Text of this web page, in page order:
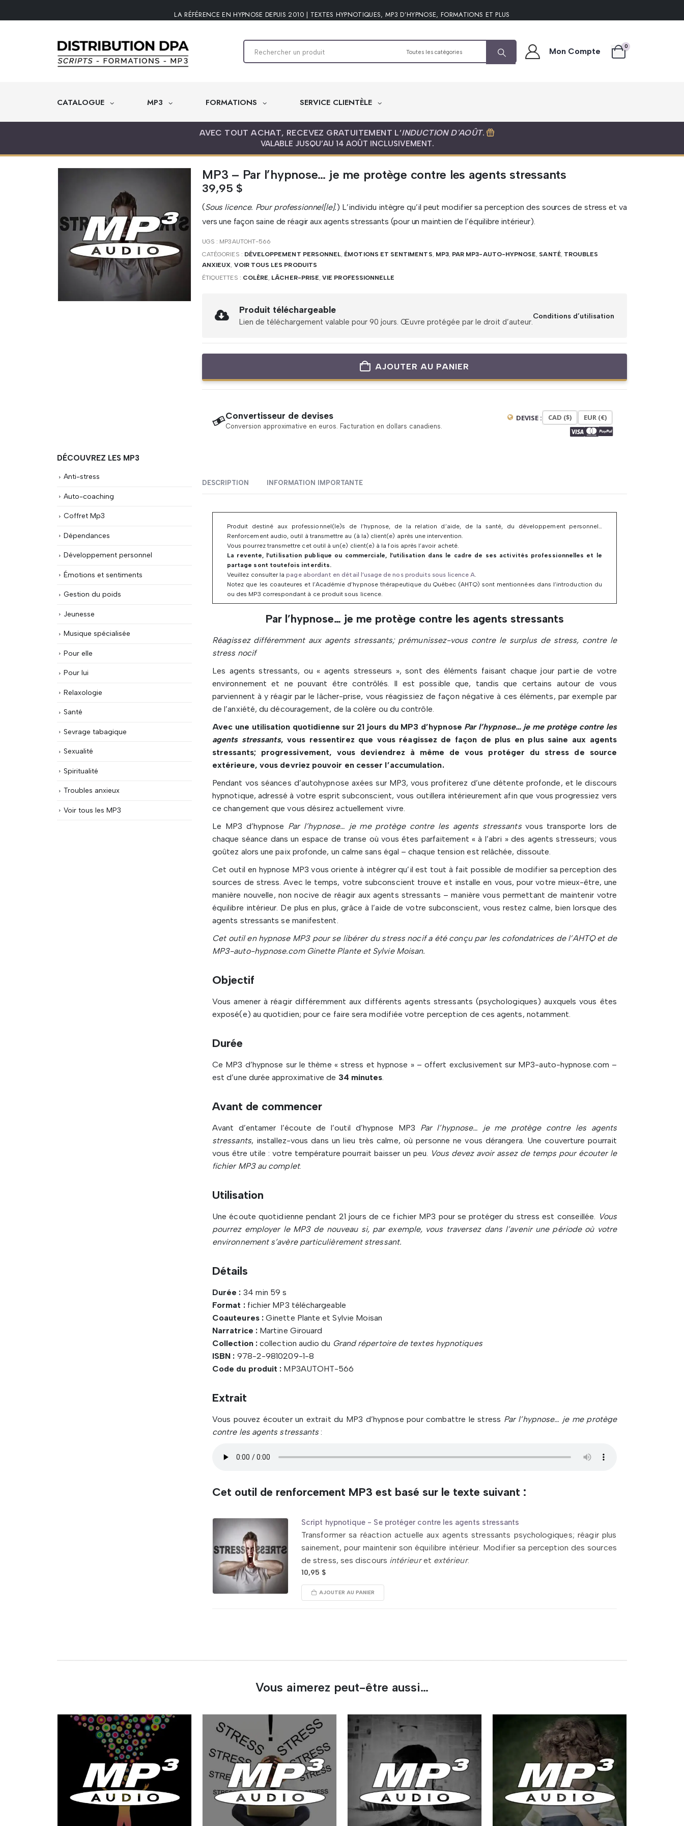
LA RÉFÉRENCE EN HYPNOSE DEPUIS 2010 | TEXTES HYPNOTIQUES, MP3 D’HYPNOSE, FORMATIONS ET PLUS
Mon Compte
0
CATALOGUE MP3 FORMATIONS SERVICE CLIENTÈLE
AVEC TOUT ACHAT, RECEVEZ GRATUITEMENT L’INDUCTION D'AOÛT.
VALABLE JUSQU’AU 14 AOÛT INCLUSIVEMENT.
MP3 – Par l’hypnose… je me protège contre les agents stressants
39,95 $
(Sous licence. Pour professionnel[le].) L’individu intègre qu’il peut modifier sa perception des sources de stress et va
vers une façon saine de réagir aux agents stressants (pour un maintien de l’équilibre intérieur).
UGS : MP3AUTOHT-566
CATÉGORIES : DÉVELOPPEMENT PERSONNEL, ÉMOTIONS ET SENTIMENTS, MP3, PAR MP3-AUTO-HYPNOSE, SANTÉ, TROUBLES
ANXIEUX, VOIR TOUS LES PRODUITS
ÉTIQUETTES : COLÈRE, LÂCHER-PRISE,VIE PROFESSIONNELLE
Produit téléchargeable
Lien de téléchargement valable pour 90 jours. Œuvre protégée par le droit d’auteur.
Conditions d’utilisation
AJOUTER AU PANIER
Convertisseur de devises
Conversion approximative en euros. Facturation en dollars canadiens.
DEVISE : CAD ($) EUR (€)
DÉCOUVREZ LES MP3
Anti-stress
Auto-coaching
Coffret Mp3
Dépendances
Développement personnel
Émotions et sentiments
Gestion du poids
Jeunesse
Musique spécialisée
Pour elle
Pour lui
Relaxologie
Santé
Sevrage tabagique
Sexualité
Spiritualité
Troubles anxieux
Voir tous les MP3
DESCRIPTION INFORMATION IMPORTANTE
Produit destiné aux professionnel(le)s de l’hypnose, de la relation d’aide, de la santé, du développement personnel…
Renforcement audio, outil à transmettre au (à la) client(e) après une intervention.
Vous pourrez transmettre cet outil à un(e) client(e) à la fois après l’avoir acheté.
La revente, l’utilisation publique ou commerciale, l’utilisation dans le cadre de ses activités professionnelles et le
partage sont toutefois interdits.
Veuillez consulter lapage abordant en détail l’usage de nos produits sous licence A.
Notez que les coauteures et l’Académie d’hypnose thérapeutique du Québec (AHTQ) sont mentionnées dans l’introduction du
ou des MP3 correspondant à ce produit sous licence.
Par l’hypnose… je me protège contre les agents stressants
Réagissez différemment aux agents stressants; prémunissez-vous contre le surplus de stress, contre le
stress nocif
Les agents stressants, ou « agents stresseurs », sont des éléments faisant chaque jour partie de votre
environnement et ne pouvant être contrôlés. Il est possible que, tandis que certains autour de vous
parviennent à y réagir par le lâcher-prise, vous réagissiez de façon négative à ces éléments, par exemple par
de l’anxiété, du découragement, de la colère ou du contrôle.
Avec une utilisation quotidienne sur 21 jours du MP3 d’hypnose Par l’hypnose… je me protège contre les
agents stressants, vous ressentirez que vous réagissez de façon de plus en plus saine aux agents
stressants; progressivement, vous deviendrez à même de vous protéger du stress de source
extérieure, vous devriez pouvoir en cesser l’accumulation.
Pendant vos séances d’autohypnose axées sur MP3, vous profiterez d’une détente profonde, et le discours
hypnotique, adressé à votre esprit subconscient, vous outillera intérieurement afin que vous progressiez vers
ce changement que vous désirez actuellement vivre.
Le MP3 d’hypnose Par l’hypnose… je me protège contre les agents stressantsvous transporte lors de
chaque séance dans un espace de transe où vous êtes parfaitement « à l’abri » des agents stresseurs; vous
goûtez alors une paix profonde, un calme sans égal – chaque tension est relâchée, dissoute.
Cet outil en hypnose MP3 vous oriente à intégrer qu’il est tout à fait possible de modifier sa perception des
sources de stress. Avec le temps, votre subconscient trouve et installe en vous, pour votre mieux-être, une
manière nouvelle, non nocive de réagir aux agents stressants – manière vous permettant de maintenir votre
équilibre intérieur. De plus en plus, grâce à l’aide de votre subconscient, vous restez calme, bien lorsque des
agents stressants se manifestent.
Cet outil en hypnose MP3 pour se libérer du stress nocif a été conçu par les cofondatrices de l’AHTQ et de
MP3-auto-hypnose.com Ginette Plante et Sylvie Moisan.
Objectif
Vous amener à réagir différemment aux différents agents stressants (psychologiques) auxquels vous êtes
exposé(e) au quotidien; pour ce faire sera modifiée votre perception de ces agents, notamment.
Durée
Ce MP3 d’hypnose sur le thème « stress et hypnose » – offert exclusivement sur MP3-auto-hypnose.com –
est d’une durée approximative de 34 minutes.
Avant de commencer
Avant d’entamer l’écoute de l’outil d’hypnose MP3 Par l’hypnose… je me protège contre les agents
stressants, installez-vous dans un lieu très calme, où personne ne vous dérangera. Une couverture pourrait
vous être utile : votre température pourrait baisser un peu. Vous devez avoir assez de temps pour écouter le
fichier MP3 au complet.
Utilisation
Une écoute quotidienne pendant 21 jours de ce fichier MP3 pour se protéger du stress est conseillée. Vous
pourrez employer le MP3 de nouveau si, par exemple, vous traversez dans l’avenir une période où votre
environnement s’avère particulièrement stressant.
Détails
Durée : 34 min 59 s
Format :fichier MP3 téléchargeable
Coauteures :Ginette Plante et Sylvie Moisan
Narratrice :Martine Girouard
Collection :collection audio du Grand répertoire de textes hypnotiques
ISBN : 978-2-9810209-1-8
Code du produit : MP3AUTOHT-566
Extrait
Vous pouvez écouter un extrait du MP3 d’hypnose pour combattre le stress Par l’hypnose… je me protège
contre les agents stressants:
Cet outil de renforcement MP3 est basé sur le texte suivant :
Script hypnotique - Se protéger contre les agents stressants
Transformer sa réaction actuelle aux agents stressants psychologiques; réagir plus
sainement, pour maintenir son équilibre intérieur. Modifier sa perception des sources
de stress, ses discours intérieuret extérieur.
10,95 $
AJOUTER AU PANIER
Vous aimerez peut-être aussi…